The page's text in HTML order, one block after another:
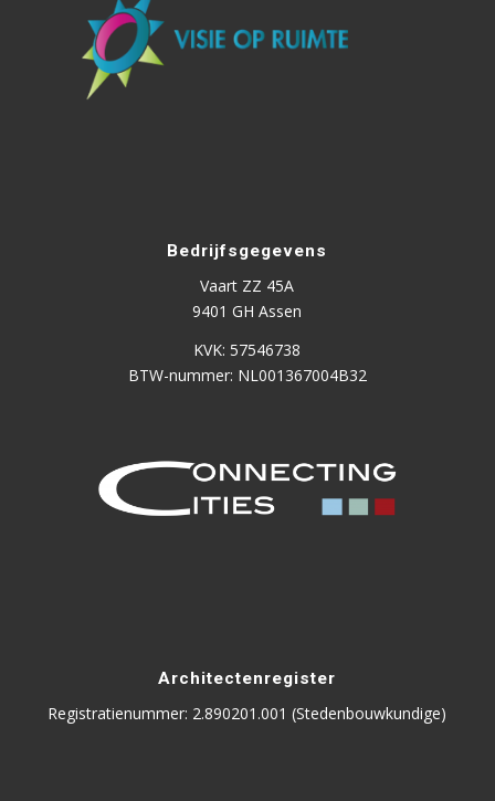
Bedrijfsgegevens
Vaart ZZ 45A
9401 GH Assen
KVK: 57546738
BTW-nummer: NL001367004B32
Architectenregister
Registratienummer: 2.890201.001 (Stedenbouwkundige)